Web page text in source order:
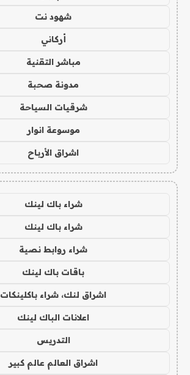
شهود نت
أركاني
مباشر التقنية
مدونة صحبة
شرقيات السياحة
موسوعة انوار
اشراق الأرباح
شراء باك لينك
شراء باك لينك
شراء روابط نصية
باقات باك لينك
اشراق لنك، شراء باكلينكات
اعلانات الباك لينك
التدريس
اشراق العالم عالم كبير